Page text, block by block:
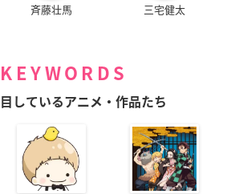
斉藤壮馬 三宅健太
KEYWORDS
しているアニメ・作品たち